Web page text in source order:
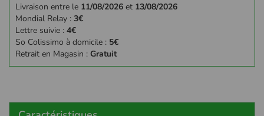
Livraison entre le 11/08/2026 et 13/08/2026
Mondial Relay : 3€
Lettre suivie : 4€
So Colissimo à domicile : 5€
Retrait en Magasin : Gratuit